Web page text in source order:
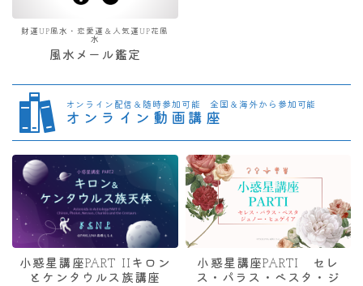
財運UP風水・恋愛運＆人気運UP花風
水
風水メール鑑定
オンライン配信＆随時参加可能 全国＆海外から参加可能
オンライン動画講座
小惑星講座PART IIキロン
とケンタウルス族講座
小惑星講座PARTI セレ
ス・パラス・ベスタ・ジ